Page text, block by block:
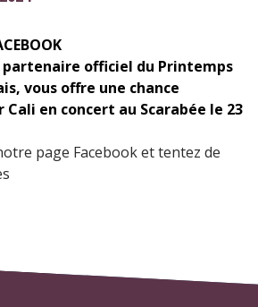
officiel du Printemps
vous offre une chance
en concert au Scarabée le 23
page Facebook et tentez de